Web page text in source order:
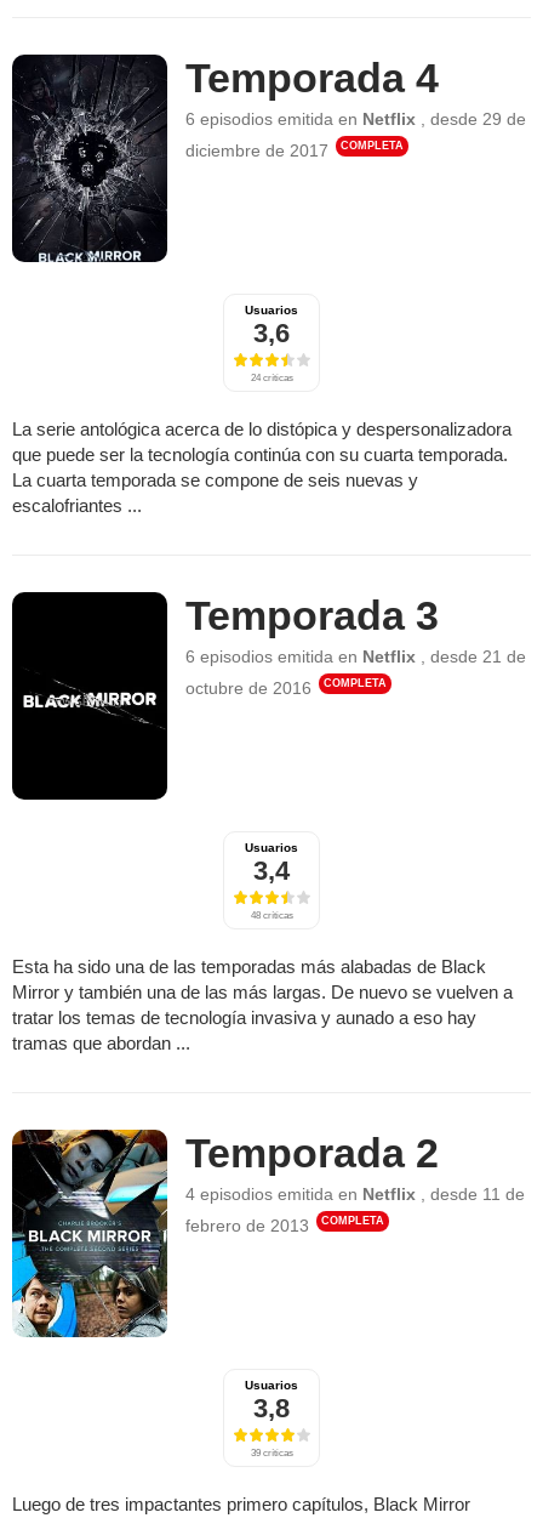
Temporada 4
6 episodios emitida en Netflix ,desde 29 de
diciembre de 2017
COMPLETA
Usuarios
3,6
24 críticas
La serie antológica acerca de lo distópica y despersonalizadora
que puede ser la tecnología continúa con su cuarta temporada.
La cuarta temporada se compone de seis nuevas y
escalofriantes ...
Temporada 3
6 episodios emitida en Netflix ,desde 21 de
octubre de 2016
COMPLETA
Usuarios
3,4
48 críticas
Esta ha sido una de las temporadas más alabadas de Black
Mirror y también una de las más largas. De nuevo se vuelven a
tratar los temas de tecnología invasiva y aunado a eso hay
tramas que abordan ...
Temporada 2
4 episodios emitida en Netflix ,desde 11 de
febrero de 2013
COMPLETA
Usuarios
3,8
39 críticas
Luego de tres impactantes primero capítulos, Black Mirror